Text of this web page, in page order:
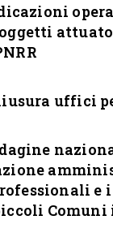
uffici
e